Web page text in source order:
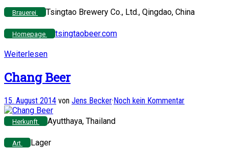
Brauerei Tsingtao Brewery Co., Ltd., Qingdao, China
Homepage tsingtaobeer.com
Weiterlesen
Chang Beer
15. August 2014 von Jens Becker· Noch kein Kommentar
Herkunft Ayutthaya, Thailand
Art Lager